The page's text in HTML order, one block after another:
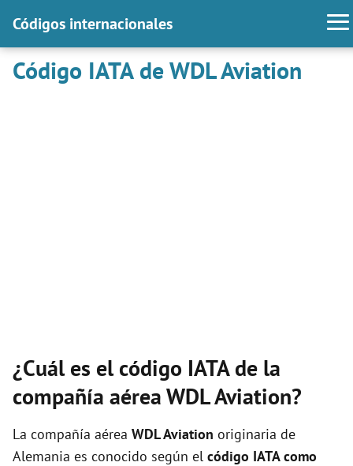
Códigos internacionales
Código IATA de WDL Aviation
¿Cuál es el código IATA de la
compañía aérea WDL Aviation?
La compañía aérea WDL Aviation originaria de
Alemania es conocido según el código IATA como